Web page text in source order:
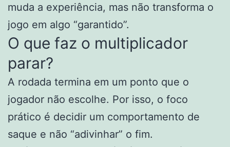
muda a experiência, mas não transforma o
jogo em algo “garantido”.
O que faz o multiplicador
parar?
A rodada termina em um ponto que o
jogador não escolhe. Por isso, o foco
prático é decidir um comportamento de
saque e não “adivinhar” o fim.